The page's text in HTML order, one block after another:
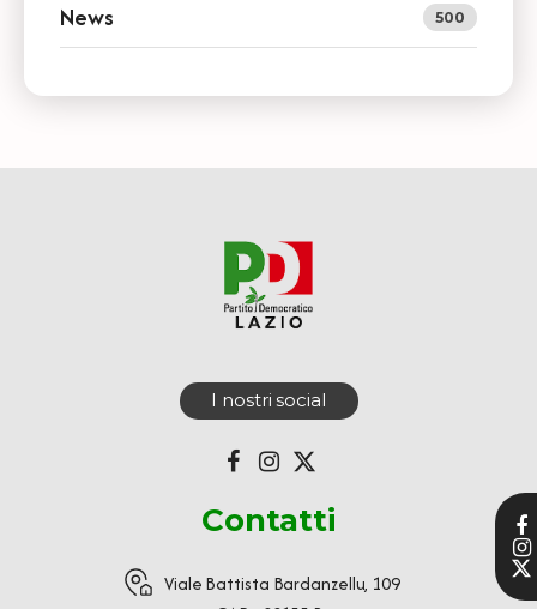
News 500
I nostri social
Contatti
Viale Battista Bardanzellu, 109